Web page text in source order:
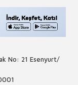
No: 21 Esenyurt/